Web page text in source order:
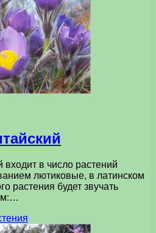
входит в число растений
лютиковые, в латинском
растения будет звучать